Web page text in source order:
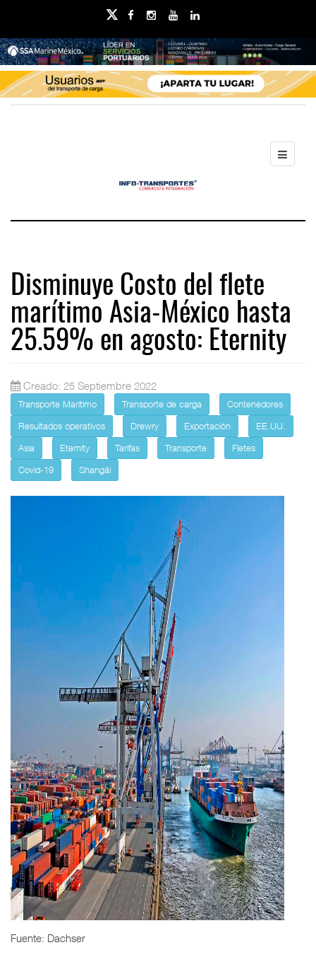
Disminuye Costo del flete
marítimo Asia-México hasta
25.59% en agosto: Eternity
Creado: 25 Septiembre 2022
Transporte Marítimo Transporte de carga
Contenedores
Resultados operativos
Drewry Exportación
EE.UU.
Asia
Eternity Tarifas Transporte
Fletes
Covid-19
Shangái
Fuente: Dachser